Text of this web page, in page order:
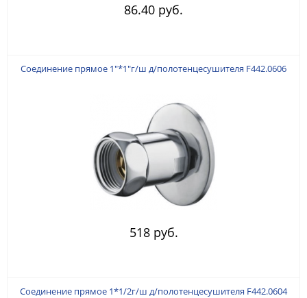
86.40 руб.
Соединение прямое 1"*1"г/ш д/полотенцесушителя F442.0606
518 руб.
Соединение прямое 1*1/2г/ш д/полотенцесушителя F442.0604